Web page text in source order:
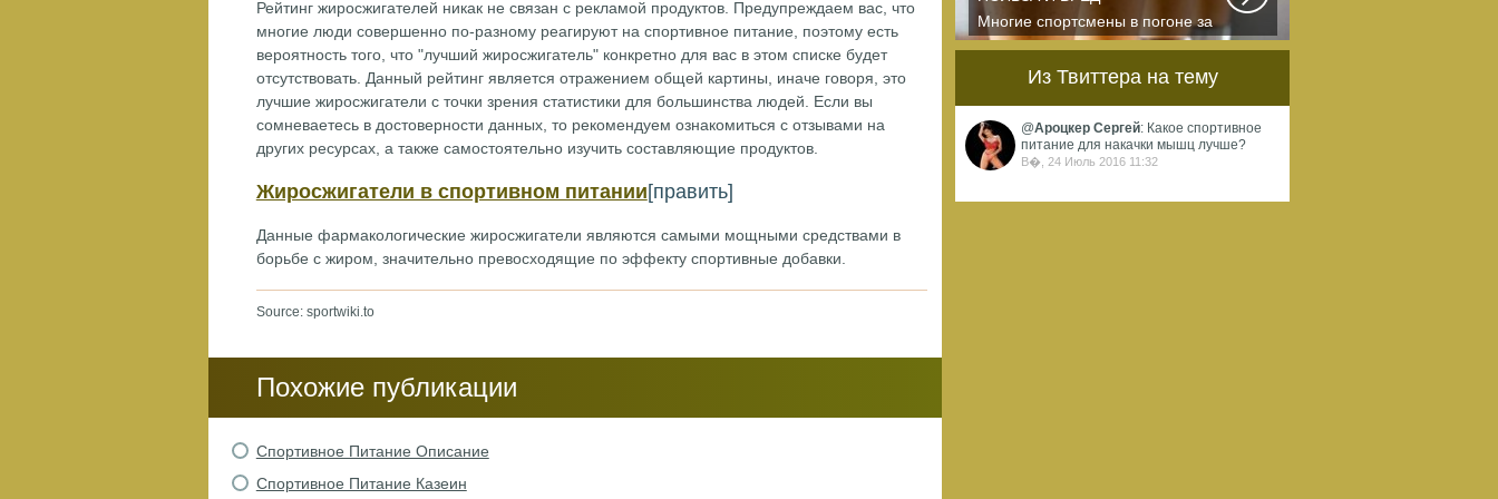
Рейтинг жиросжигателей никак не связан с рекламой продуктов. Предупреждаем вас, что
многие люди совершенно по-разному реагируют на спортивное питание, поэтому есть
вероятность того, что "лучший жиросжигатель" конкретно для вас в этом списке будет
отсутствовать. Данный рейтинг является отражением общей картины, иначе говоря, это
лучшие жиросжигатели с точки зрения статистики для большинства людей. Если вы
сомневаетесь в достоверности данных, то рекомендуем ознакомиться с отзывами на
других ресурсах, а также самостоятельно изучить составляющие продуктов.
Жиросжигатели в спортивном питании[править]
Данные фармакологические жиросжигатели являются самыми мощными средствами в
борьбе с жиром, значительно превосходящие по эффекту спортивные добавки.
Source: sportwiki.to
Похожие публикации
Спортивное Питание Описание
Спортивное Питание Казеин
Многие спортсмены в погоне за
спортивными результатами в
Из Твиттера на тему
@Ароцкер Сергей: Какое спортивное
питание для накачки мышц лучше?
В�, 24 Июль 2016 11:32